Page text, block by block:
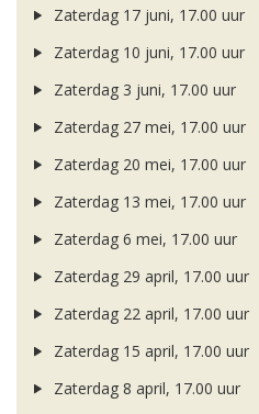
Zaterdag 17 juni, 17.00 uur
Zaterdag 10 juni, 17.00 uur
Zaterdag 3 juni, 17.00 uur
Zaterdag 27 mei, 17.00 uur
Zaterdag 20 mei, 17.00 uur
Zaterdag 13 mei, 17.00 uur
Zaterdag 6 mei, 17.00 uur
Zaterdag 29 april, 17.00 uur
Zaterdag 22 april, 17.00 uur
Zaterdag 15 april, 17.00 uur
Zaterdag 8 april, 17.00 uur